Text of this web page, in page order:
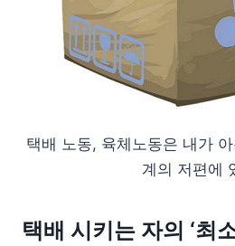
택배 노동, 육체노동은 내가
계의 저편에
택배 시키는 자의 ‘최